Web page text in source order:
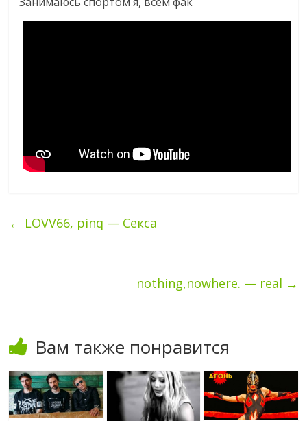
← LOVV66, pinq — Секса
nothing,nowhere. — real →
Вам также понравится